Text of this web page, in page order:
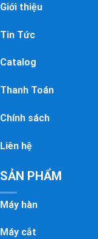
Giới thiệu
Tin Tức
Catalog
Thanh Toán
Chính sách
Liên hệ
SẢN PHẨM
Máy hàn
Máy cắt